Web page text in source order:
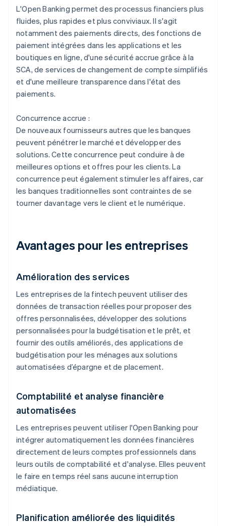
L'Open Banking permet des processus financiers plus
fluides, plus rapides et plus conviviaux. Il s'agit
notamment des paiements directs, des fonctions de
paiement intégrées dans les applications et les
boutiques en ligne, d'une sécurité accrue grâce à la
SCA, de services de changement de compte simplifiés
et d'une meilleure transparence dans l'état des
paiements.
Concurrence accrue :
De nouveaux fournisseurs autres que les banques
peuvent pénétrer le marché et développer des
solutions. Cette concurrence peut conduire à de
meilleures options et offres pour les clients. La
concurrence peut également stimuler les affaires, car
les banques traditionnelles sont contraintes de se
tourner davantage vers le client et le numérique.
Avantages pour les entreprises
Amélioration des services
Les entreprises de la fintech peuvent utiliser des
données de transaction réelles pour proposer des
offres personnalisées, développer des solutions
personnalisées pour la budgétisation et le prêt, et
fournir des outils améliorés, des applications de
budgétisation pour les ménages aux solutions
automatisées d’épargne et de placement.
Comptabilité et analyse financière
automatisées
Les entreprises peuvent utiliser l'Open Banking pour
intégrer automatiquement les données financières
directement de leurs comptes professionnels dans
leurs outils de comptabilité et d'analyse. Elles peuvent
le faire en temps réel sans aucune interruption
médiatique.
Planification améliorée des liquidités